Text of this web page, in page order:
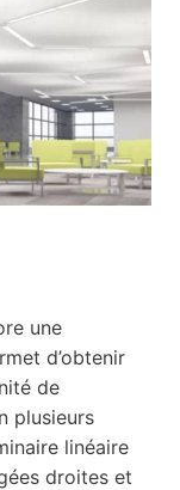
une
d’obtenir
de
plusieurs
linéaire
droites et